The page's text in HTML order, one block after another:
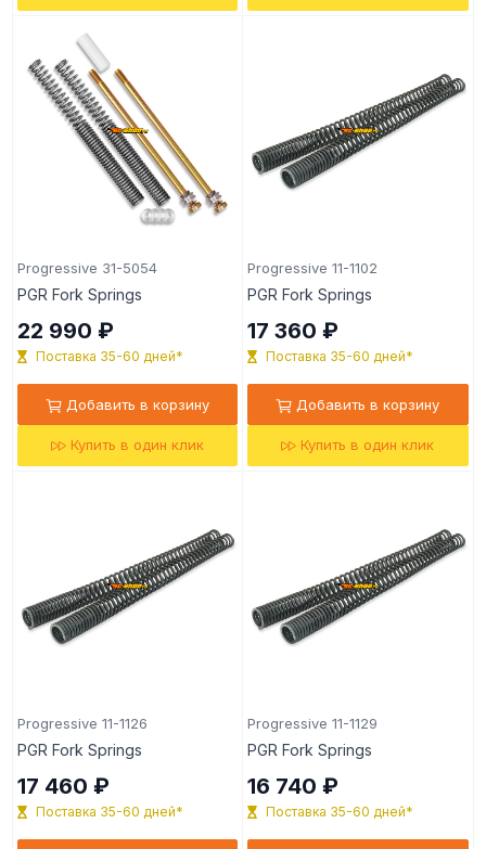
Progressive 31-5054
PGR Fork Springs
22 990 ₽
Поставка 35-60 дней*
Добавить в корзину
Купить в один клик
Progressive 11-1102
PGR Fork Springs
17 360 ₽
Поставка 35-60 дней*
Добавить в корзину
Купить в один клик
Progressive 11-1126
PGR Fork Springs
17 460 ₽
Поставка 35-60 дней*
Progressive 11-1129
PGR Fork Springs
16 740 ₽
Поставка 35-60 дней*